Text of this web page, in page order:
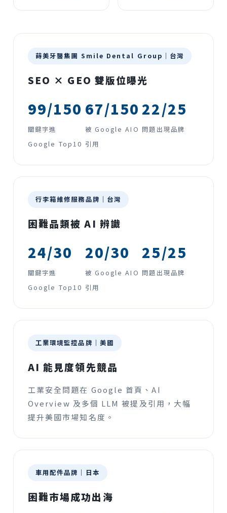
蒔美牙醫集團 Smile Dental Group｜台灣
SEO × GEO 雙版位曝光
99/150
關鍵字進
Google Top10
67/150
被 Google AIO
引用
22/25
問題出現品牌
行李箱維修服務品牌｜台灣
困難品類被 AI 辨識
24/30
關鍵字進
Google Top10
20/30
被 Google AIO
引用
25/25
問題出現品牌
工業環境監控品牌｜美國
AI 能見度領先競品
工業安全問題在 Google 首頁、AI
Overview 及多個 LLM 被提及引用，大幅
提升美國市場知名度。
車用配件品牌｜日本
困難市場成功出海